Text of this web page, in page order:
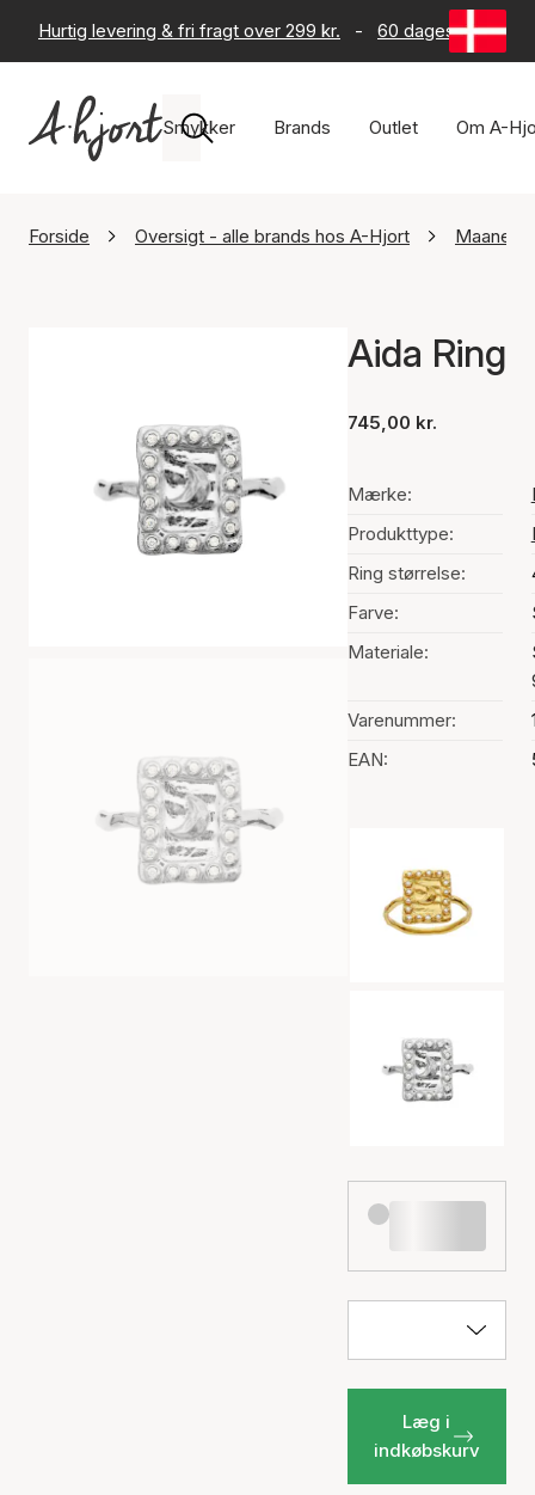
Hurtig levering & fri fragt over 299 kr. - 60 dages returret
Smykker Brands Outlet Om A-
Forside Oversigt - alle brands hos A-Hjort
Aida Ring
745,00 kr.
Mærke:
Produkttype:
Ring størrelse:
Farve:
Materiale:
Varenummer:
EAN:
Læg i
indkøbskurv